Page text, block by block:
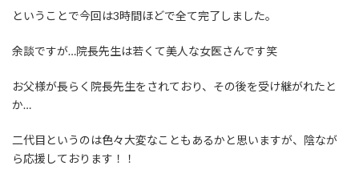
ということで今回は3時間ほどで全て完了しました。
余談ですが…院長先生は若くて美人な女医さんです笑
お父様が長らく院長先生をされており、その後を受け継がれたと
か…
二代目というのは色々大変なこともあるかと思いますが、陰なが
ら応援しております！！